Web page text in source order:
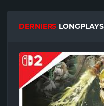
DERNIERS LONGPLAYS